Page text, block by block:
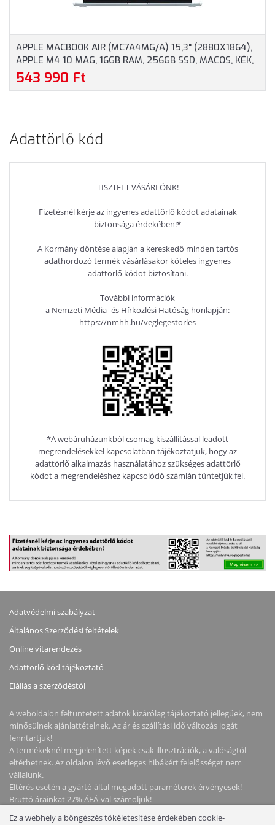
APPLE MACBOOK AIR (MC7A4MG/A) 15,3" (2880X1864),
APPLE M4 10 MAG, 16GB RAM, 256GB SSD, MACOS, KÉK,
1 ÉV GARANCIA (MAGÁNSZEMÉLYEKNEK 3 ÉV JÓTÁLLÁS)
543 990 Ft
Adattörlő kód
TISZTELT VÁSÁRLÓNK!
Fizetésnél kérje az ingyenes adattörlő kódot adatainak
biztonsága érdekében!*
A Kormány döntése alapján a kereskedő minden tartós
adathordozó termék vásárlásakor köteles ingyenes
adattörlő kódot biztosítani.
További információk
a Nemzeti Média- és Hírközlési Hatóság honlapján:
https://nmhh.hu/veglegestorles
*A webáruházunkból csomag kiszállítással leadott
megrendelésekkel kapcsolatban tájékoztatjuk, hogy az
adattörlő alkalmazás használatához szükséges adattörlő
kódot a megrendeléshez kapcsolódó számlán tüntetjük fel.
Adatvédelmi szabályzat
Általános Szerződési feltételek
Online vitarendezés
Adattörlő kód tájékoztató
Elállás a szerződéstől
A weboldalon feltüntetett adatok kizárólag tájékoztató jellegűek, nem
minősülnek ajánlattételnek. Az ár és szállítási idő változás jogát
fenntartjuk!
A termékeknél megjelenített képek csak illusztrációk, a valóságtól
eltérhetnek. Az oldalon lévő esetleges hibákért felelősséget nem
vállalunk.
Eltérés esetén a gyártó által megadott paraméterek érvényesek!
Bruttó árainkat 27% ÁFÁ-val számoljuk!
Ez a webhely a böngészés tökéletesítése érdekében cookie-